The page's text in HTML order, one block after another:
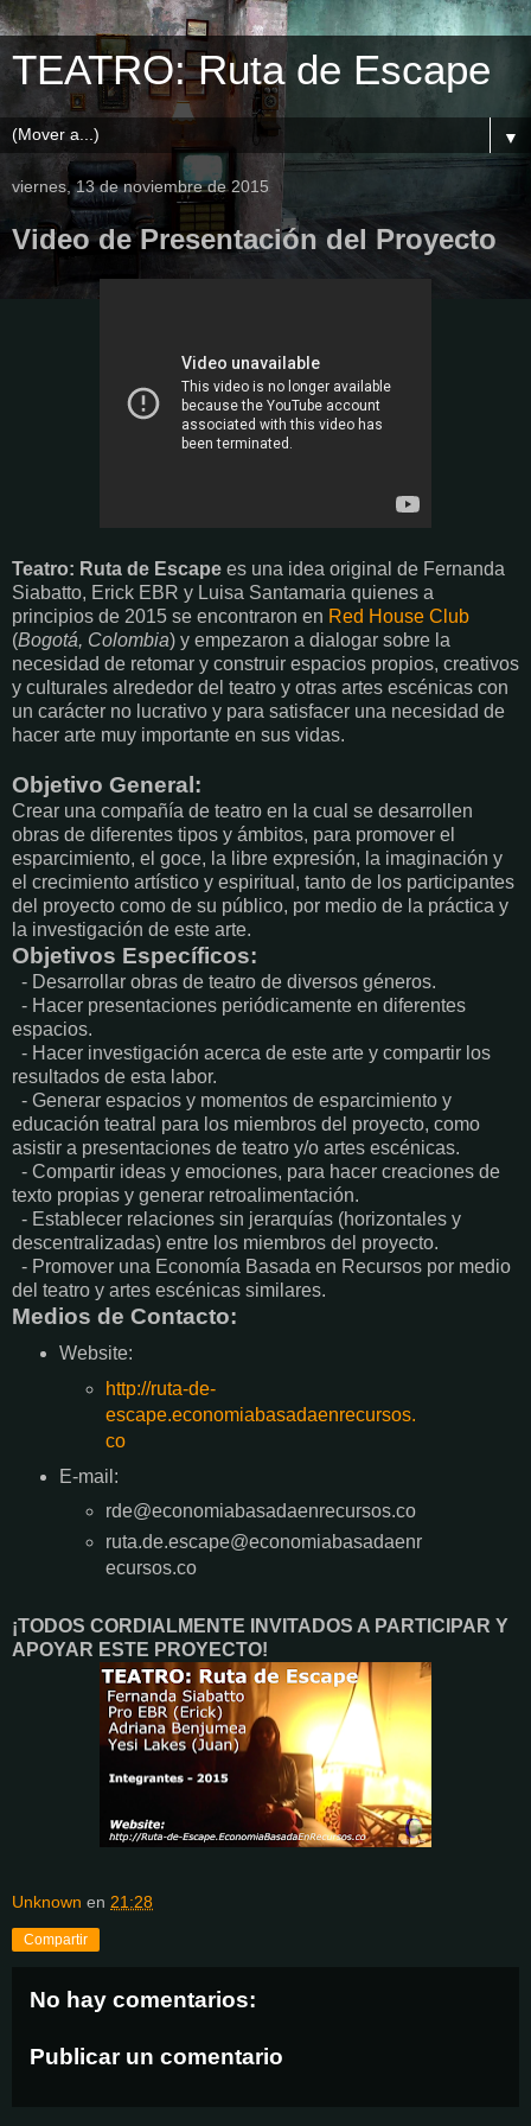
TEATRO: Ruta de Escape
▼
viernes, 13 de noviembre de 2015
Video de Presentación del Proyecto
Teatro: Ruta de Escape es una idea original de Fernanda
Siabatto, Erick EBR y Luisa Santamaria quienes a
principios de 2015 se encontraron en Red House Club
(Bogotá, Colombia) y empezaron a dialogar sobre la
necesidad de retomar y construir espacios propios, creativos
y culturales alrededor del teatro y otras artes escénicas con
un carácter no lucrativo y para satisfacer una necesidad de
hacer arte muy importante en sus vidas.
Objetivo General:
Crear una compañía de teatro en la cual se desarrollen
obras de diferentes tipos y ámbitos, para promover el
esparcimiento, el goce, la libre expresión, la imaginación y
el crecimiento artístico y espiritual, tanto de los participantes
del proyecto como de su público, por medio de la práctica y
la investigación de este arte.
Objetivos Específicos:
- Desarrollar obras de teatro de diversos géneros.
- Hacer presentaciones periódicamente en diferentes
espacios.
- Hacer investigación acerca de este arte y compartir los
resultados de esta labor.
- Generar espacios y momentos de esparcimiento y
educación teatral para los miembros del proyecto, como
asistir a presentaciones de teatro y/o artes escénicas.
- Compartir ideas y emociones, para hacer creaciones de
texto propias y generar retroalimentación.
- Establecer relaciones sin jerarquías (horizontales y
descentralizadas) entre los miembros del proyecto.
- Promover una Economía Basada en Recursos por medio
del teatro y artes escénicas similares.
Medios de Contacto:
Website:
http://ruta-de-
escape.economiabasadaenrecursos.
co
E-mail:
rde@economiabasadaenrecursos.co
ruta.de.escape@economiabasadaenr
ecursos.co
¡TODOS CORDIALMENTE INVITADOS A PARTICIPAR Y
APOYAR ESTE PROYECTO!
Unknown en 21:28
Compartir
No hay comentarios:
Publicar un comentario